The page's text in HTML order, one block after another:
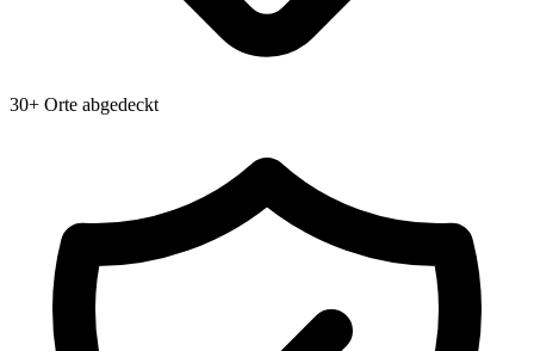
30+ Orte abgedeckt